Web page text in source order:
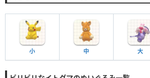
小 中 大